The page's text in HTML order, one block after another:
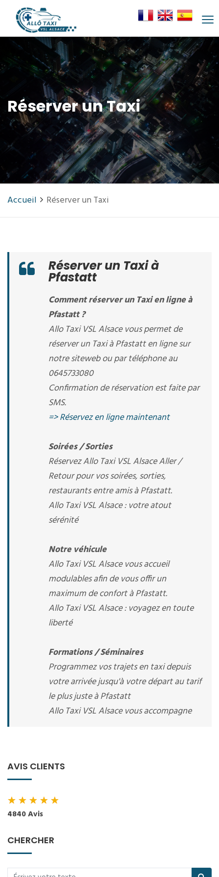
Réserver un Taxi
Accueil Réserver un Taxi
Réserver un Taxi à
Pfastatt
Comment réserver un Taxi en ligne à
Pfastatt ?
Allo Taxi VSL Alsace vous permet de
réserver un Taxi à Pfastatt en ligne sur
notre siteweb ou par téléphone au
0645733080
Confirmation de réservation est faite par
SMS.
=> Réservez en ligne maintenant
Soirées / Sorties
Réservez Allo Taxi VSL Alsace Aller /
Retour pour vos soirées, sorties,
restaurants entre amis à Pfastatt.
Allo Taxi VSL Alsace : votre atout
sérénité
Notre véhicule
Allo Taxi VSL Alsace vous accueil
modulables afin de vous offir un
maximum de confort à Pfastatt.
Allo Taxi VSL Alsace : voyagez en toute
liberté
Formations / Séminaires
Programmez vos trajets en taxi depuis
votre arrivée jusqu'à votre départ au tarif
le plus juste à Pfastatt
Allo Taxi VSL Alsace vous accompagne
AVIS CLIENTS
★★★★★
4840 Avis
CHERCHER